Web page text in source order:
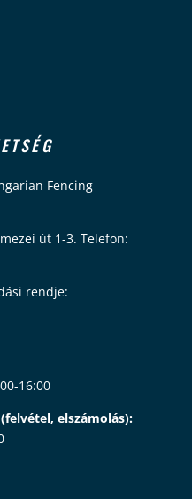
Fencing
út 1-3. Telefon:
rendje:
16:00
elszámolás):